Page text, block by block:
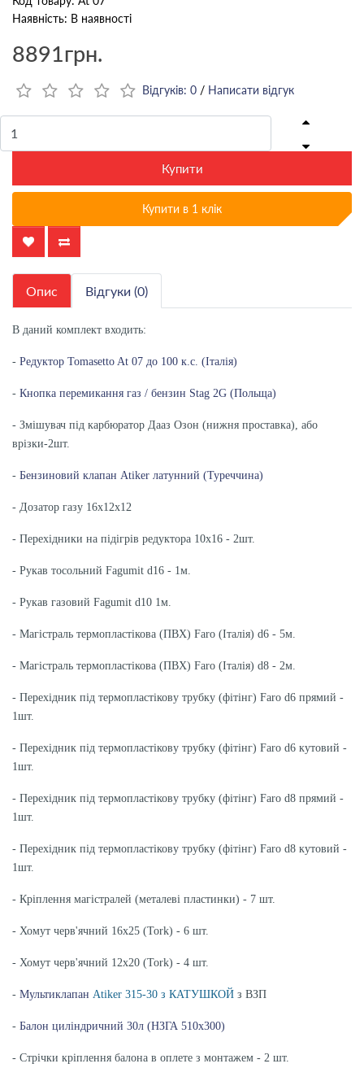
Наявність: В наявності
8891грн.
Відгуків: 0 / Написати відгук
Купити
Купити в 1 клік
Опис Відгуки (0)
В даний комплект входить:
- Редуктор Tomasetto At 07 до 100 к.с. (Італія)
- Кнопка перемикання газ / бензин Stag 2G (Польща)
- Змішувач під карбюратор Дааз Озон (нижня проставка), або
врізки-2шт.
- Бензиновий клапан Atiker латунний (Туреччина)
- Дозатор газу 16х12х12
- Перехідники на підігрів редуктора 10х16 - 2шт.
- Рукав тосольний Fagumit d16 - 1м.
- Рукав газовий Fagumit d10 1м.
- Магістраль термопластікова (ПВХ) Faro (Італія) d6 - 5м.
- Магістраль термопластікова (ПВХ) Faro (Італія) d8 - 2м.
- Перехідник під термопластікову трубку (фітінг) Faro d6 прямий -
1шт.
- Перехідник під термопластікову трубку (фітінг) Faro d6 кутовий -
1шт.
- Перехідник під термопластікову трубку (фітінг) Faro d8 прямий -
1шт.
- Перехідник під термопластікову трубку (фітінг) Faro d8 кутовий -
1шт.
- Кріплення магістралей (металеві пластинки) - 7 шт.
- Хомут черв'ячний 16х25 (Tork) - 6 шт.
- Хомут черв'ячний 12х20 (Tork) - 4 шт.
- Мультиклапан Atiker 315-30 з КАТУШКОЙ з ВЗП
- Балон циліндричний 30л (НЗГА 510х300)
- Стрічки кріплення балона в оплете з монтажем - 2 шт.